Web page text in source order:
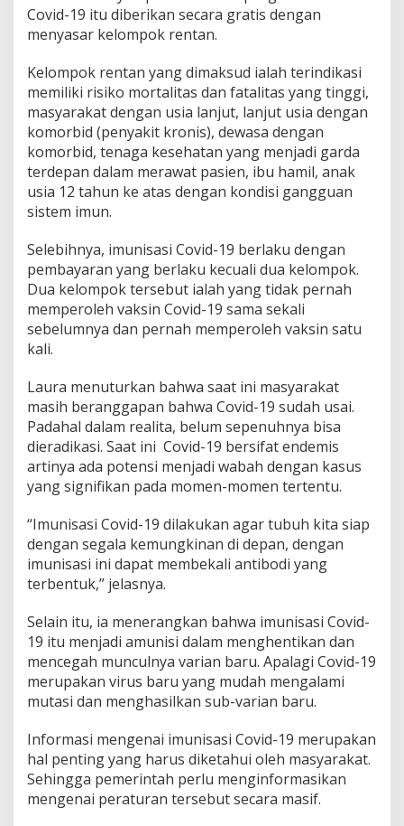
m
o
g
U
n
a
i
r
:
K
o
m
p
o
k
R
t
a
n
T
e
t
p
r
a
t
Covid-19 itu diberikan secara gratis dengan
menyasar kelompok rentan.
Kelompok rentan yang dimaksud ialah terindikasi
memiliki risiko mortalitas dan fatalitas yang tinggi,
masyarakat dengan usia lanjut, lanjut usia dengan
komorbid (penyakit kronis), dewasa dengan
komorbid, tenaga kesehatan yang menjadi garda
terdepan dalam merawat pasien, ibu hamil, anak
usia 12 tahun ke atas dengan kondisi gangguan
sistem imun.
Selebihnya, imunisasi Covid-19 berlaku dengan
pembayaran yang berlaku kecuali dua kelompok.
Dua kelompok tersebut ialah yang tidak pernah
memperoleh vaksin Covid-19 sama sekali
sebelumnya dan pernah memperoleh vaksin satu
kali.
Laura menuturkan bahwa saat ini masyarakat
masih beranggapan bahwa Covid-19 sudah usai.
Padahal dalam realita, belum sepenuhnya bisa
dieradikasi. Saat ini Covid-19 bersifat endemis
artinya ada potensi menjadi wabah dengan kasus
yang signifikan pada momen-momen tertentu.
“Imunisasi Covid-19 dilakukan agar tubuh kita siap
dengan segala kemungkinan di depan, dengan
imunisasi ini dapat membekali antibodi yang
terbentuk,” jelasnya.
Selain itu, ia menerangkan bahwa imunisasi Covid-
19 itu menjadi amunisi dalam menghentikan dan
mencegah munculnya varian baru. Apalagi Covid-19
merupakan virus baru yang mudah mengalami
mutasi dan menghasilkan sub-varian baru.
Informasi mengenai imunisasi Covid-19 merupakan
hal penting yang harus diketahui oleh masyarakat.
Sehingga pemerintah perlu menginformasikan
mengenai peraturan tersebut secara masif.